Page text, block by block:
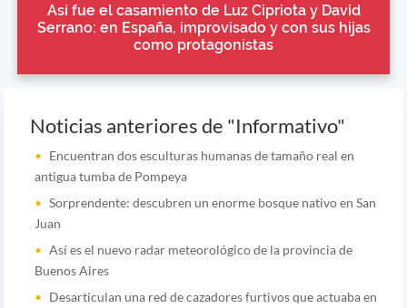
Así fue el casamiento de Luz Cipriota y David
Serrano: en España, improvisado y con sus hijas
como protagonistas
Noticias anteriores de "Informativo"
Encuentran dos esculturas humanas de tamaño real en
antigua tumba de Pompeya
Sorprendente: descubren un enorme bosque nativo en San
Juan
Así es el nuevo radar meteorológico de la provincia de
Buenos Aires
Desarticulan una red de cazadores furtivos que actuaba en